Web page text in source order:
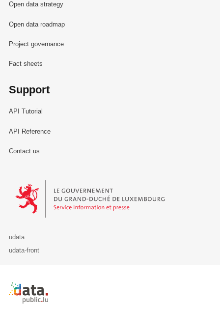
Open data strategy
Open data roadmap
Project governance
Fact sheets
Support
API Tutorial
API Reference
Contact us
Le Gouvernement du Grand-Duché de Luxembourg - Service
udata
udata-front
Retour à l'accueil de data.public.lu